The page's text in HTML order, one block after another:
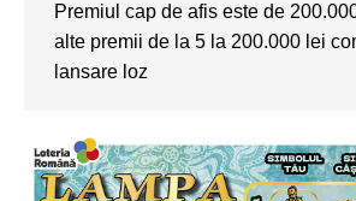
Premiul cap de afis este de
alte premii de la 5 la 200.000 lei
lansare loz